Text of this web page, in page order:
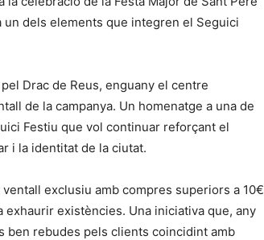
dels elements que integren el Seguici
Drac de Reus, enguany el centre
de la campanya. Un homenatge a una de
Festiu que vol continuar reforçant el
i la identitat de la ciutat.
exclusiu amb compres superiors a 10€
existències. Una iniciativa que, any
ben rebudes pels clients coincidint amb